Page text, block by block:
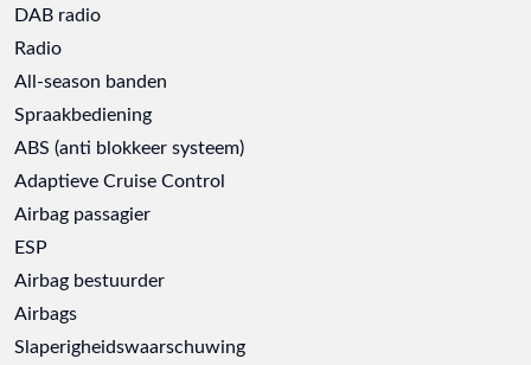
DAB radio
Radio
All-season banden
Spraakbediening
ABS (anti blokkeer systeem)
Adaptieve Cruise Control
Airbag passagier
ESP
Airbag bestuurder
Airbags
Slaperigheidswaarschuwing